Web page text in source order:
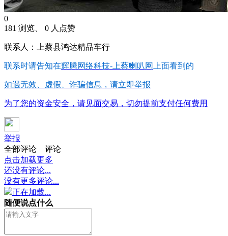
0
181 浏览、 0 人点赞
联系人：上蔡县鸿达精品车行
联系时请告知在辉腾网络科技-上蔡喇叭网 上面看到的
如遇无效、虚假、诈骗信息，请立即举报
为了您的资金安全，请见面交易，切勿提前支付任何费用
举报
全部评论
评论
点击加载更多
还没有评论...
没有更多评论...
正在加载...
随便说点什么